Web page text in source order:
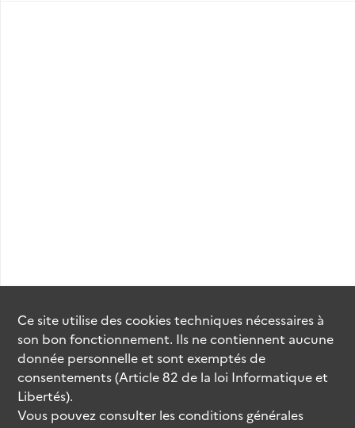
Ce site utilise descookiestechniques nécessaires à
son bon fonctionnement. Ils ne contiennent aucune
donnée personnelle et sont exemptés de
consentements (Article 82 de la loi Informatique et
Libertés).
Vous pouvez consulter les conditions générales